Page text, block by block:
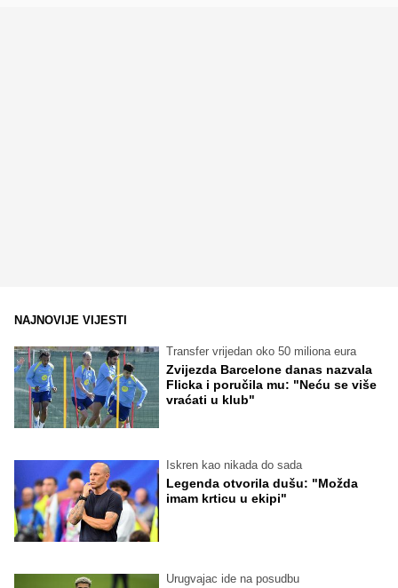
NAJNOVIJE VIJESTI
Transfer vrijedan oko 50 miliona eura
Zvijezda Barcelone danas nazvala
Flicka i poručila mu: "Neću se više
vraćati u klub"
Iskren kao nikada do sada
Legenda otvorila dušu: "Možda
imam krticu u ekipi"
Urugvajac ide na posudbu